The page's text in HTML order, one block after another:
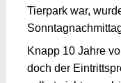
Tierpark war,
Knapp 10 Jahre
doch der